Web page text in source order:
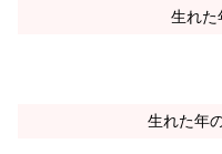
生れた
生れた年